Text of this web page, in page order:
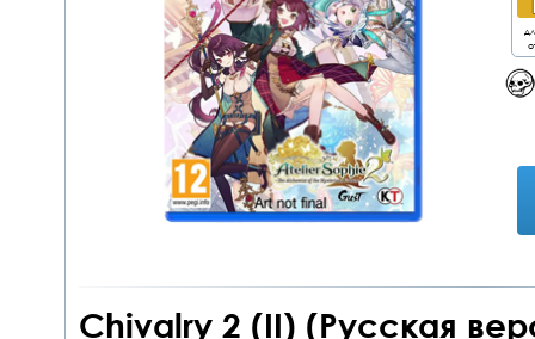
Chivalry 2 (II) (Русская